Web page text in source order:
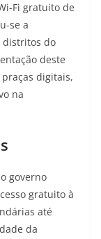
Fi gratuito de
se a
distritos do
deste
digitais,
na
governo
gratuito à
até
da